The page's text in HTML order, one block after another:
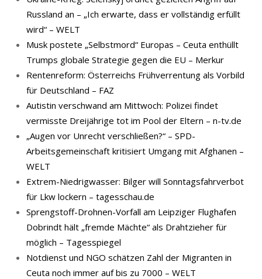
Russland an – „Ich erwarte, dass er vollständig erfüllt
wird“ – WELT
Musk postete „Selbstmord“ Europas – Ceuta enthüllt
Trumps globale Strategie gegen die EU – Merkur
Rentenreform: Österreichs Frühverrentung als Vorbild
für Deutschland – FAZ
Autistin verschwand am Mittwoch: Polizei findet
vermisste Dreijährige tot im Pool der Eltern – n-tv.de
„Augen vor Unrecht verschließen?“ – SPD-
Arbeitsgemeinschaft kritisiert Umgang mit Afghanen –
WELT
Extrem-Niedrigwasser: Bilger will Sonntagsfahrverbot
für Lkw lockern – tagesschau.de
Sprengstoff-Drohnen-Vorfall am Leipziger Flughafen
Dobrindt hält „fremde Mächte“ als Drahtzieher für
möglich – Tagesspiegel
Notdienst und NGO schätzen Zahl der Migranten in
Ceuta noch immer auf bis zu 7000 – WELT